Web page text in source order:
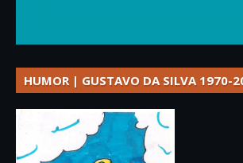
HUMOR | GUSTAVO DA SILVA 1970-